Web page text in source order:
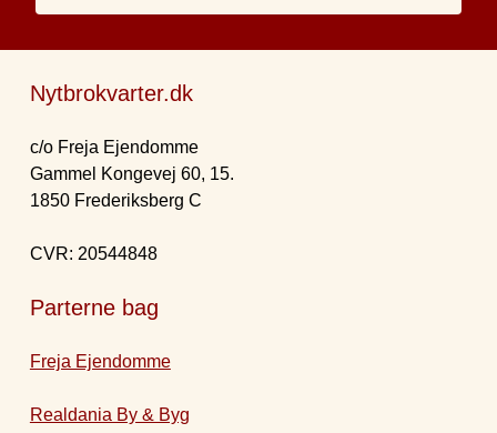
Nytbrokvarter.dk
c/o Freja Ejendomme
Gammel Kongevej 60, 15.
1850 Frederiksberg C
CVR: 20544848
Parterne bag
Freja Ejendomme
Realdania By & Byg